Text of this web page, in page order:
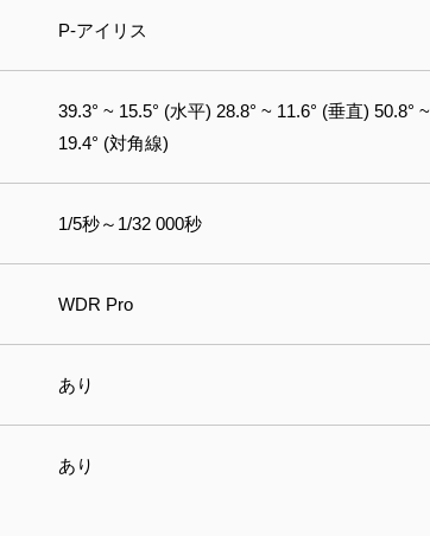
P-アイリス
39.3° ~ 15.5° (水平) 28.8° ~ 11.6° (垂直) 50.8° ~
19.4° (対角線)
1/5秒～1/32 000秒
WDR Pro
あり
あり